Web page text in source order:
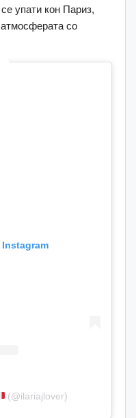
упати кон Париз,
атмосферата со
(@ilariajlover)